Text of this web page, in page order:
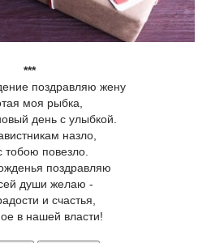
***
поздравляю жену
моя рыбка,
день с улыбкой.
назло,
тобою повезло.
поздравляю
души желаю -
и счастья,
в нашей власти!